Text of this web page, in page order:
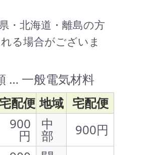
・北海道・離島の方
る場合がございま
… 一般電気材料
配便 地域 宅配便
900
円
中
部
900円